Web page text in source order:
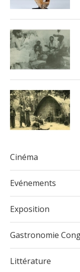
Cinéma
Evénements
Exposition
Gastronomie
Littérature